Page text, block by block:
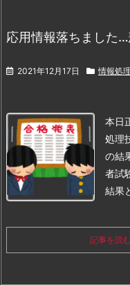
応用情報落ちました
2021年12月17日 情報処
本日
処理
の結
者試
結果
記事を読